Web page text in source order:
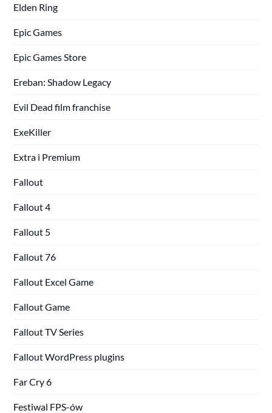
Elden Ring
Epic Games
Epic Games Store
Ereban: Shadow Legacy
Evil Dead film franchise
ExeKiller
Extra i Premium
Fallout
Fallout 4
Fallout 5
Fallout 76
Fallout Excel Game
Fallout Game
Fallout TV Series
Fallout WordPress plugins
Far Cry 6
Festiwal FPS-ów